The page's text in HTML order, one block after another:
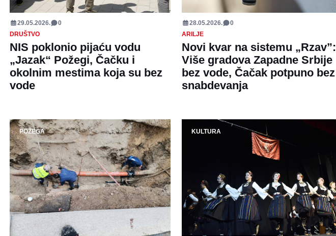
29.05.2026.
0
DRUŠTVO
NIS poklonio pijaću vodu
„Jazak“ Požegi, Čačku i
okolnim mestima koja su bez
vode
28.05.2026.
0
ARILJE
Novi kvar na sistemu „Rzav”:
Više gradova Zapadne Srbije
bez vode, Čačak potpuno bez
snabdevanja
POŽEGA KULTURA